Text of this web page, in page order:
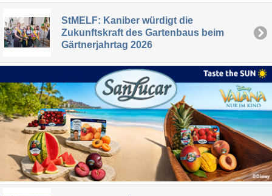
StMELF: Kaniber würdigt die
Zukunftskraft des Gartenbaus beim
Gärtnerjahrtag 2026